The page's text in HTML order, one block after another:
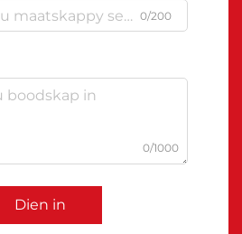
0/200
0/1000
Dien in